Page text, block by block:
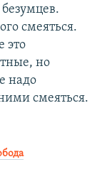
смеяться.
это
но
надо
смеяться.